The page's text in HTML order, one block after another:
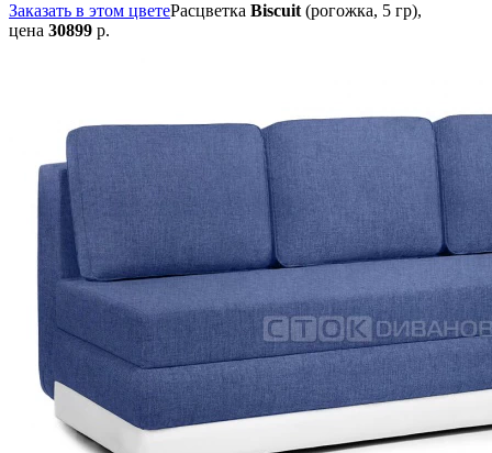
Заказать в этом цветеРасцветка Biscuit(рогожка, 5 гр),
цена 30899 р.